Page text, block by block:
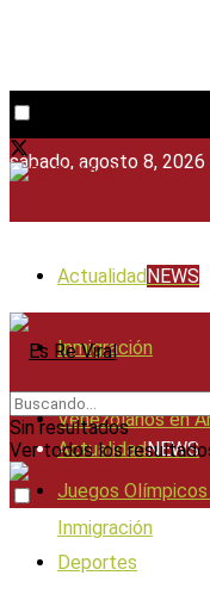
sábado, agosto 8, 2026
ActualidadNEWS
Inmigración
Venezolanos en
Juegos
Deportes
ActualidadNEWS
Inmigración
Sin resultados
Ver todos los